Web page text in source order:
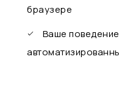
браузере
Ваше